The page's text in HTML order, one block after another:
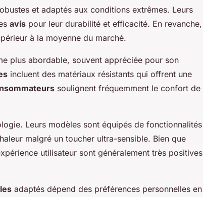
et adaptés aux conditions extrêmes. Leurs
avis pour leur durabilité et efficacité. En revanche,
à la moyenne du marché.
plus abordable, souvent appréciée pour son
incluent des matériaux résistants qui offrent une
soulignent fréquemment le confort de
Leurs modèles sont équipés de fonctionnalités
malgré un toucher ultra-sensible. Bien que
utilisateur sont généralement très positives
adaptés dépend des préférences personnelles en